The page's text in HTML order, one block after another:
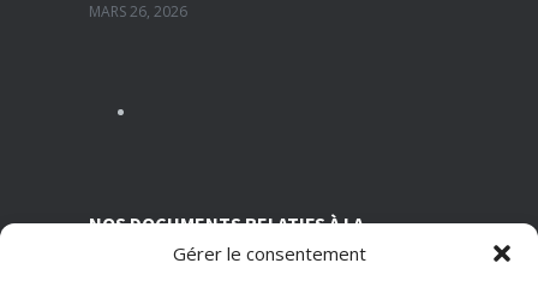
Gérer le consentement
MARS 26, 2026
NOS DOCUMENTS RELATIFS À LA
TRANSPARENCE SUR NOS CONDITIONS